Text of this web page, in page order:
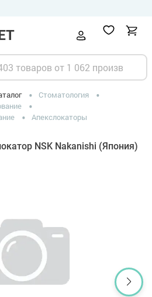
Стоматология
Апекслокаторы
NSK Nakanishi (Япония)